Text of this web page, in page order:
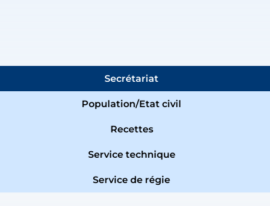
Secrétariat
Population/Etat civil
Recettes
Service technique
Service de régie